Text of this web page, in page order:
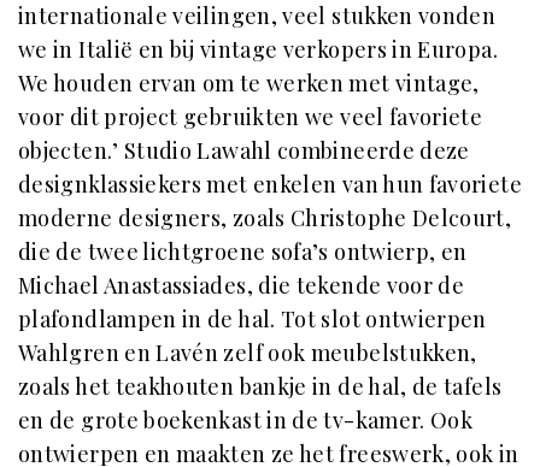
internationale veilingen, veel stukken vonden
we in Italië en bij vintage verkopers in Europa.
We houden ervan om te werken met vintage,
voor dit project gebruikten we veel favoriete
objecten.’ Studio Lawahl combineerde deze
designklassiekers met enkelen van hun favoriete
moderne designers, zoals Christophe Delcourt,
die de twee lichtgroene sofa’s ontwierp, en
Michael Anastassiades, die tekende voor de
plafondlampen in de hal. Tot slot ontwierpen
Wahlgren en Lavén zelf ook meubelstukken,
zoals het teakhouten bankje in de hal, de tafels
en de grote boekenkast in de tv-kamer. Ook
ontwierpen en maakten ze het freeswerk, ook in